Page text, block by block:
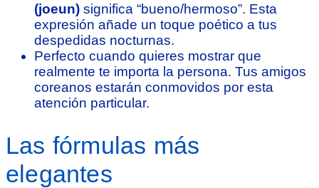
(joeun) significa “bueno/hermoso”. Esta
expresión añade un toque poético a tus
despedidas nocturnas.
Perfecto cuando quieres mostrar que
realmente te importa la persona. Tus amigos
coreanos estarán conmovidos por esta
atención particular.
Las fórmulas más
elegantes